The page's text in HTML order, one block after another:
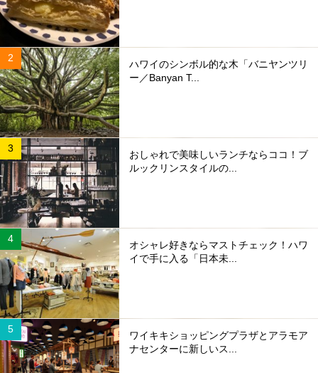
ハワイのシンボル的な木「バニヤンツリ
ー／Banyan T...
おしゃれで美味しいランチならココ！ブ
ルックリンスタイルの...
オシャレ好きならマストチェック！ハワ
イで手に入る「日本未...
ワイキキショッピングプラザとアラモア
ナセンターに新しいス...